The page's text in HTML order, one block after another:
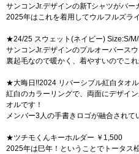
サンコンJr.デザインの新Tシャツがバー
2025年はこれを着用してウルフルズラ
★24/25 スウェット(ネイビー) Size:S/
サンコンJr.デザインのプルオーバースウ
裏起毛なので暖かく、着やすいのでこ
★大晦日!!2024 リバーシブル紅白タオ
紅白のカラーリングで、両面にデザイ
オルです！
メンバー3人の手書きロゴが融合されて
★ツチモくんキーホルダー ￥1,500
2025年は巳年！ということでトータス